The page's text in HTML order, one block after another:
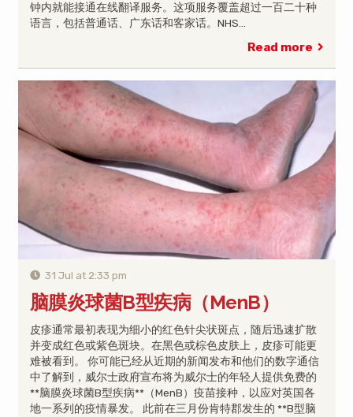
钟内就能接通在线翻译服务。这项服务覆盖超过一百二十种
语言，包括普通话、广东话和客家话。NHS…
Read more
31 Jul at 2:33 pm
脑膜炎球菌B型疾病（MenB）
皮疹通常最初表现为细小的红色针尖状斑点，随后迅速扩散
并变成红色或紫色斑块。在黑色或棕色皮肤上，皮疹可能更
难被看到。 你可能已经从近期的新闻发布和他们的数字通信
中了解到，威尔士政府宣布将为威尔士的年轻人提供免费的
**脑膜炎球菌B型疾病**（MenB）疫苗接种，以应对英国各
地一系列的疫情暴发。 此前在三月份肯特郡发生的 **B型脑